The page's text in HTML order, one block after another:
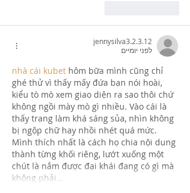
jennysilva3.2.3.12
לפני יומיים
nhà cái kubet hôm bữa mình cũng chỉ
ghé thử vì thấy mấy đứa bạn nói hoài,
kiểu tò mò xem giao diện ra sao thôi chứ
không ngồi mày mò gì nhiều. Vào cái là
thấy trang làm khá sáng sủa, nhìn không
bị ngộp chữ hay nhồi nhét quá mức.
Mình thích nhất là cách họ chia nội dung
thành từng khối riêng, lướt xuống một
chút là nắm được đại khái đang có gì mà
không phải…